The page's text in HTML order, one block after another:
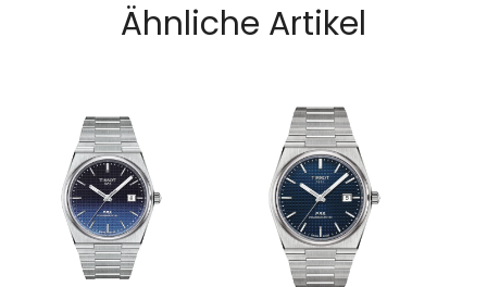
Ähnliche Artikel